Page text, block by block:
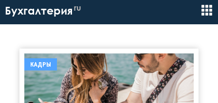
Бухгалтерия ru
КАДРЫ